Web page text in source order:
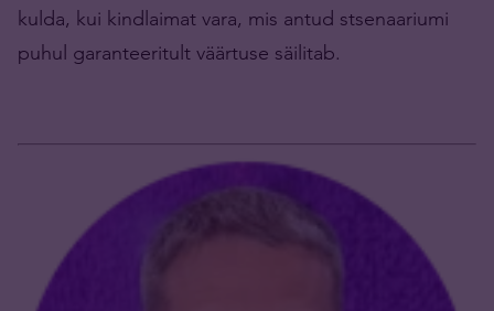
kulda, kui kindlaimat vara, mis antud stsenaariumi
puhul garanteeritult väärtuse säilitab.